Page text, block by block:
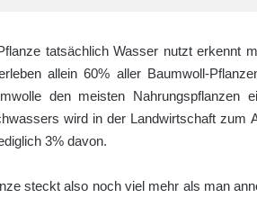
tatsächlich Wasser nutzt erkennt
allein 60% aller Baumwoll-
den meisten
wird in der Landwirtschaft zum
3% davon.
steckt also noch viel mehr als man